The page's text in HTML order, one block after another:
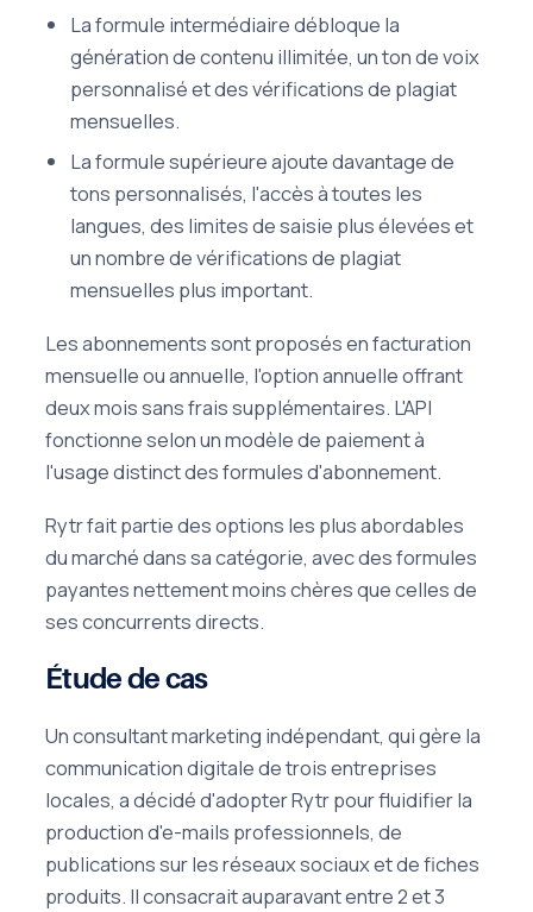
La formule intermédiaire débloque la
génération de contenu illimitée, un ton de voix
personnalisé et des vérifications de plagiat
mensuelles.
La formule supérieure ajoute davantage de
tons personnalisés, l'accès à toutes les
langues, des limites de saisie plus élevées et
un nombre de vérifications de plagiat
mensuelles plus important.
Les abonnements sont proposés en facturation
mensuelle ou annuelle, l'option annuelle offrant
deux mois sans frais supplémentaires. L'API
fonctionne selon un modèle de paiement à
l'usage distinct des formules d'abonnement.
Rytr fait partie des options les plus abordables
du marché dans sa catégorie, avec des formules
payantes nettement moins chères que celles de
ses concurrents directs.
Étude de cas
Un consultant marketing indépendant, qui gère la
communication digitale de trois entreprises
locales, a décidé d'adopter Rytr pour fluidifier la
production d'e-mails professionnels, de
publications sur les réseaux sociaux et de fiches
produits. Il consacrait auparavant entre 2 et 3